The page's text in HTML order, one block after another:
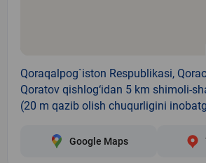
Qoraqalpog`iston Respublikasi,
Qoratov qishlog‘idan 5 km shimoli-
(20 m qazib olish chuqurligini
Google Maps